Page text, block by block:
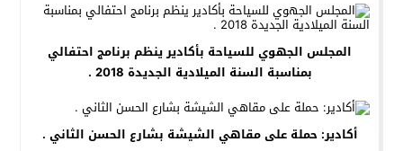
المجلس الجهوي للسياحة بأكادير ينظم برنامج احتفالي
بمناسبة السنة الميلادية الجديدة 2018 .
أكادير: حملة على مقاهي الشيشة بشارع الحسن الثاني .